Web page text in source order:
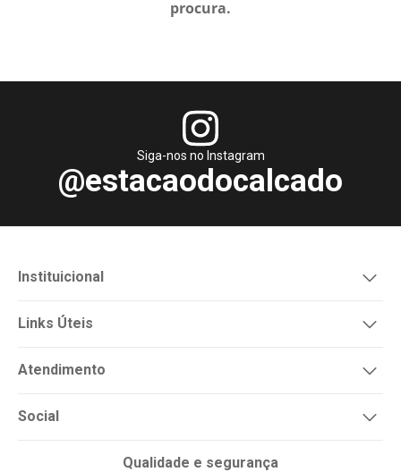
procura.
Siga-nos no Instagram
@estacaodocalcado
Instituicional
Links Úteis
Atendimento
Social
Qualidade e segurança